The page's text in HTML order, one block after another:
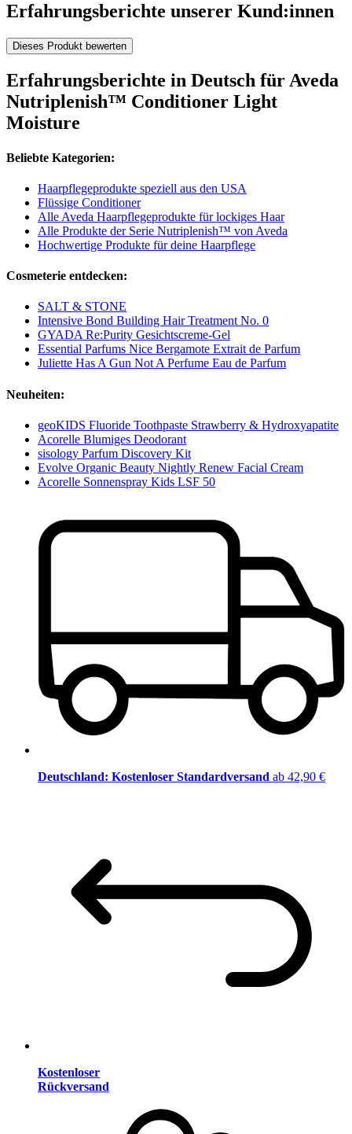
Erfahrungsberichte unserer Kund:innen
Dieses Produkt bewerten
Erfahrungsberichte in Deutsch für Aveda
Nutriplenish™ Conditioner Light
Moisture
Beliebte Kategorien:
Haarpflegeprodukte speziell aus den USA
Flüssige Conditioner
Alle Aveda Haarpflegeprodukte für lockiges Haar
Alle Produkte der Serie Nutriplenish™ von Aveda
Hochwertige Produkte für deine Haarpflege
Cosmeterie entdecken:
SALT & STONE
Intensive Bond Building Hair Treatment No. 0
GYADA Re:Purity Gesichtscreme-Gel
Essential Parfums Nice Bergamote Extrait de Parfum
Juliette Has A Gun Not A Perfume Eau de Parfum
Neuheiten:
geoKIDS Fluoride Toothpaste Strawberry & Hydroxyapatite
Acorelle Blumiges Deodorant
sisology Parfum Discovery Kit
Evolve Organic Beauty Nightly Renew Facial Cream
Acorelle Sonnenspray Kids LSF 50
Deutschland: Kostenloser Standardversand ab 42,90 €
Kostenloser
Rückversand